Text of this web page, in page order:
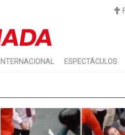
INTERNACIONAL ESPECTÁCULOS